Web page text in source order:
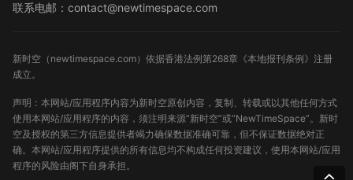
联系电邮：contact@newtimespace.com
新时空（ newtimespace.com）依据香港法例第268章《本地报刊条例》注册
成立。
声明：本网站/应用程序内容为新时空原创内容，复制、转载或以其他任何方式
使用本网站/应用程序的内容，须注明来源“新时空”或“NewTimeSpace”。新时
空及授权的第三方信息提供者竭力确保数据准确可靠，但不保证数据绝对正
确。本网站/应用程序提供的所有信息均不构成任何投资建议，使用本网站/应用
程序的风险由阁下自身承担。